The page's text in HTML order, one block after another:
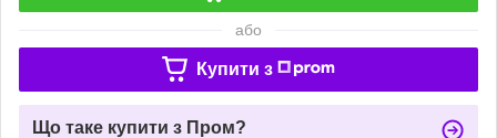
або
Купити з
Що таке купити з Пром?